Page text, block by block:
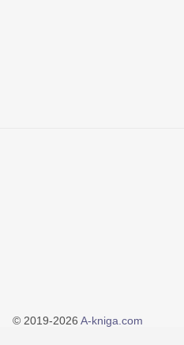
© 2019-2026 A-kniga.com